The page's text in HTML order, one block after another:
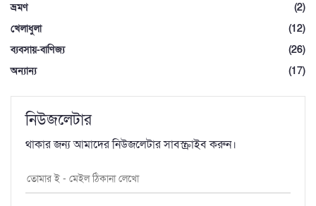
ভ্রমণ
(2)
খেলাধুলা
(12)
ব্যবসায়-বাণিজ্য
(26)
অন্যান্য
(17)
নিউজলেটার
থাকার জন্য আমাদের নিউজলেটার সাবস্ক্রাইব করুন।